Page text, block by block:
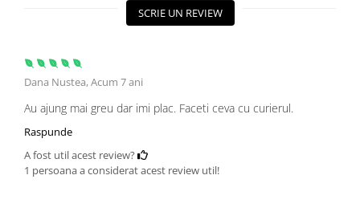
SCRIE UN REVIEW
Dana Nustea,Acum 7 ani
Au ajung mai greu dar imi plac. Faceti ceva cu curierul.
Raspunde
A fost util acest review?
1 persoana a considerat acest review util!